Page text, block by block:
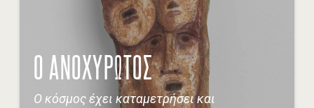
Ο ΑΝΟΧΥΡΩΤΟΣ
O κόσμος έχει καταμετρήσει και